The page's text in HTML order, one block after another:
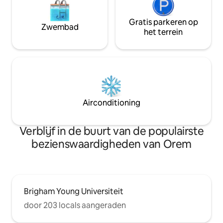
Zwembad
Gratis parkeren op
het terrein
Airconditioning
Verblijf in de buurt van de populairste
bezienswaardigheden van Orem
Brigham Young Universiteit
door 203 locals aangeraden